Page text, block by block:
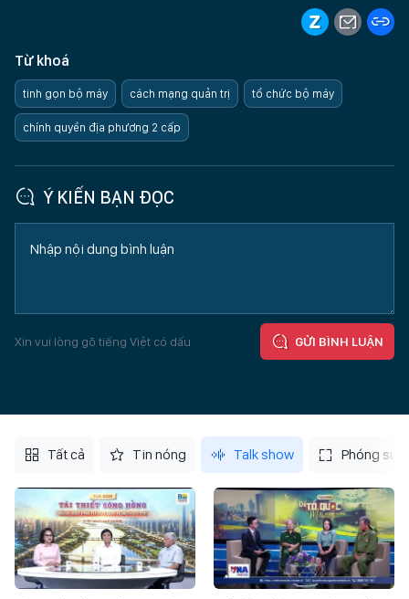
Từ khoá
tinh gọn bộ máy cách mạng quản trị tổ chức bộ máy
chính quyền địa phương 2 cấp
Ý KIẾN BẠN ĐỌC
Xin vui lòng gõ tiếng Việt có dấu GỬI BÌNH LUẬN
Tất cả Tin nóng Talk show Phóng sự